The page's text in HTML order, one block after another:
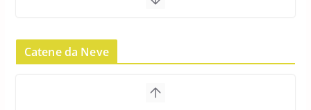
17 Febbraio 2022 6 min read
Catene da Neve